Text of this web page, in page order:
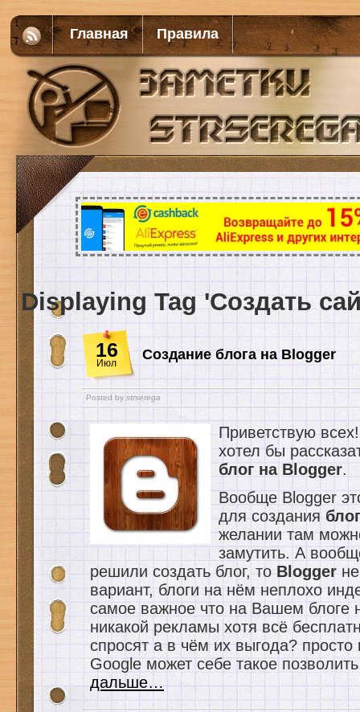
Главная Правила
Displaying Tag 'Создать
16
Июл
Создание блога на Blogger
Posted by strserega
Приветствую
хотел бы
блог на Blogger.
Вообще Blogger
для создания
желании там
замутить. А
решили создать блог, то Blogger
вариант, блоги на нём неплохо
самое важное что на Вашем блоге
никакой рекламы хотя всё
спросят а в чём их выгода? просто
Google может себе такое
дальше…